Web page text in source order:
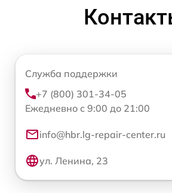
Служба поддержки
+7 (800) 301-34-05
Ежедневно с 9:00 до 21:00
info@hbr.lg-repair-center.ru
ул. Ленина, 23